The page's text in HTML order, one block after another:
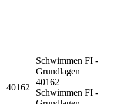
40162
Schwimmen FI -
Grundlagen
40162
Schwimmen FI -